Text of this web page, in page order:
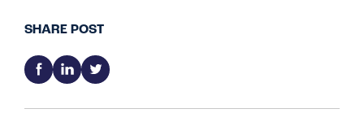
SHARE POST